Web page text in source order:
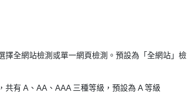
擇全網站檢測或單一網頁檢測。預設為「全網站」檢
共有 A、AA、 AAA 三種等級，預設為 A 等級